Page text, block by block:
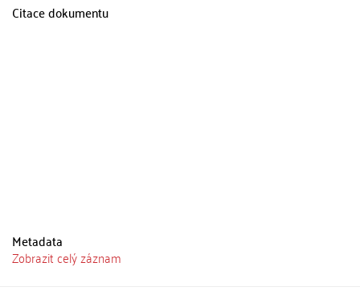
Citace dokumentu
Metadata
Zobrazit celý záznam